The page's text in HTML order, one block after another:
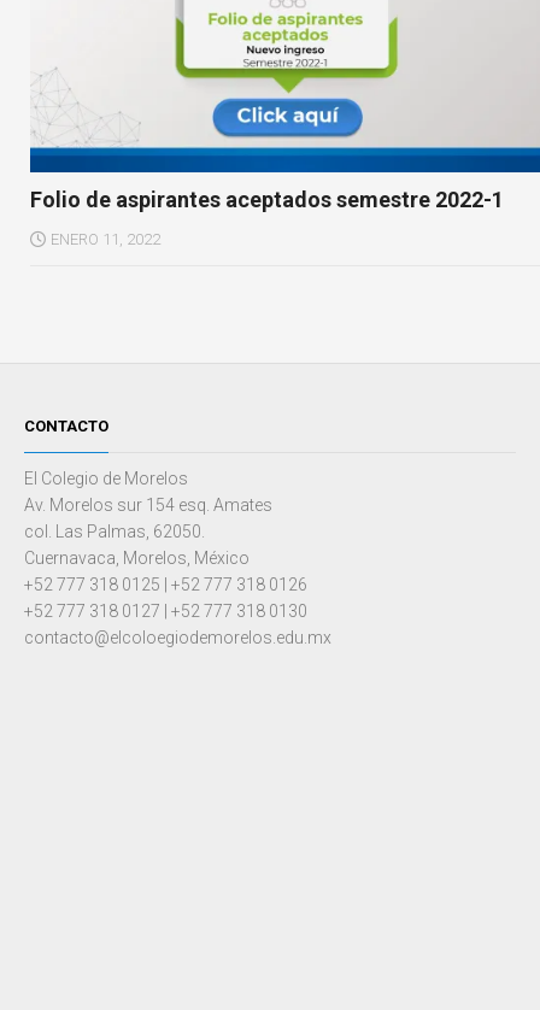
Folio de aspirantes aceptados semestre 2022-1
ENERO 11, 2022
CONTACTO
El Colegio de Morelos
Av. Morelos sur 154 esq. Amates
col. Las Palmas, 62050.
Cuernavaca, Morelos, México
+52 777 318 0125 | +52 777 318 0126
+52 777 318 0127 | +52 777 318 0130
contacto@elcoloegiodemorelos.edu.mx